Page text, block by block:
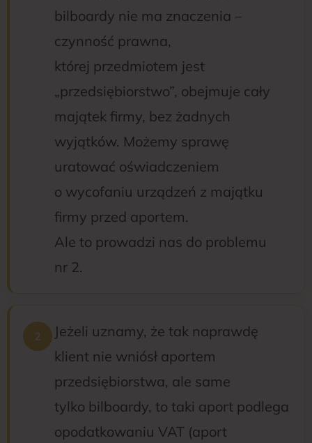
bilboardy nie ma znaczenia –
czynność prawna,
której przedmiotem jest
„przedsiębiorstwo”, obejmuje cały
majątek firmy, bez żadnych
wyjątków. Możemy sprawę
uratować oświadczeniem
o wycofaniu urządzeń z majątku
firmy przed aportem.
Ale to prowadzi nas do problemu
nr 2.
Jeżeli uznamy, że tak naprawdę
klient nie wniósł aportem
przedsiębiorstwa, ale same
tylko bilboardy, to taki aport podlega
opodatkowaniu VAT (aport